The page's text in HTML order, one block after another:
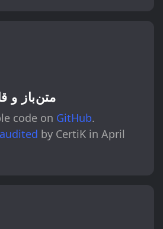
متن‌باز و
code on GitHub.
audited by CertiK in April